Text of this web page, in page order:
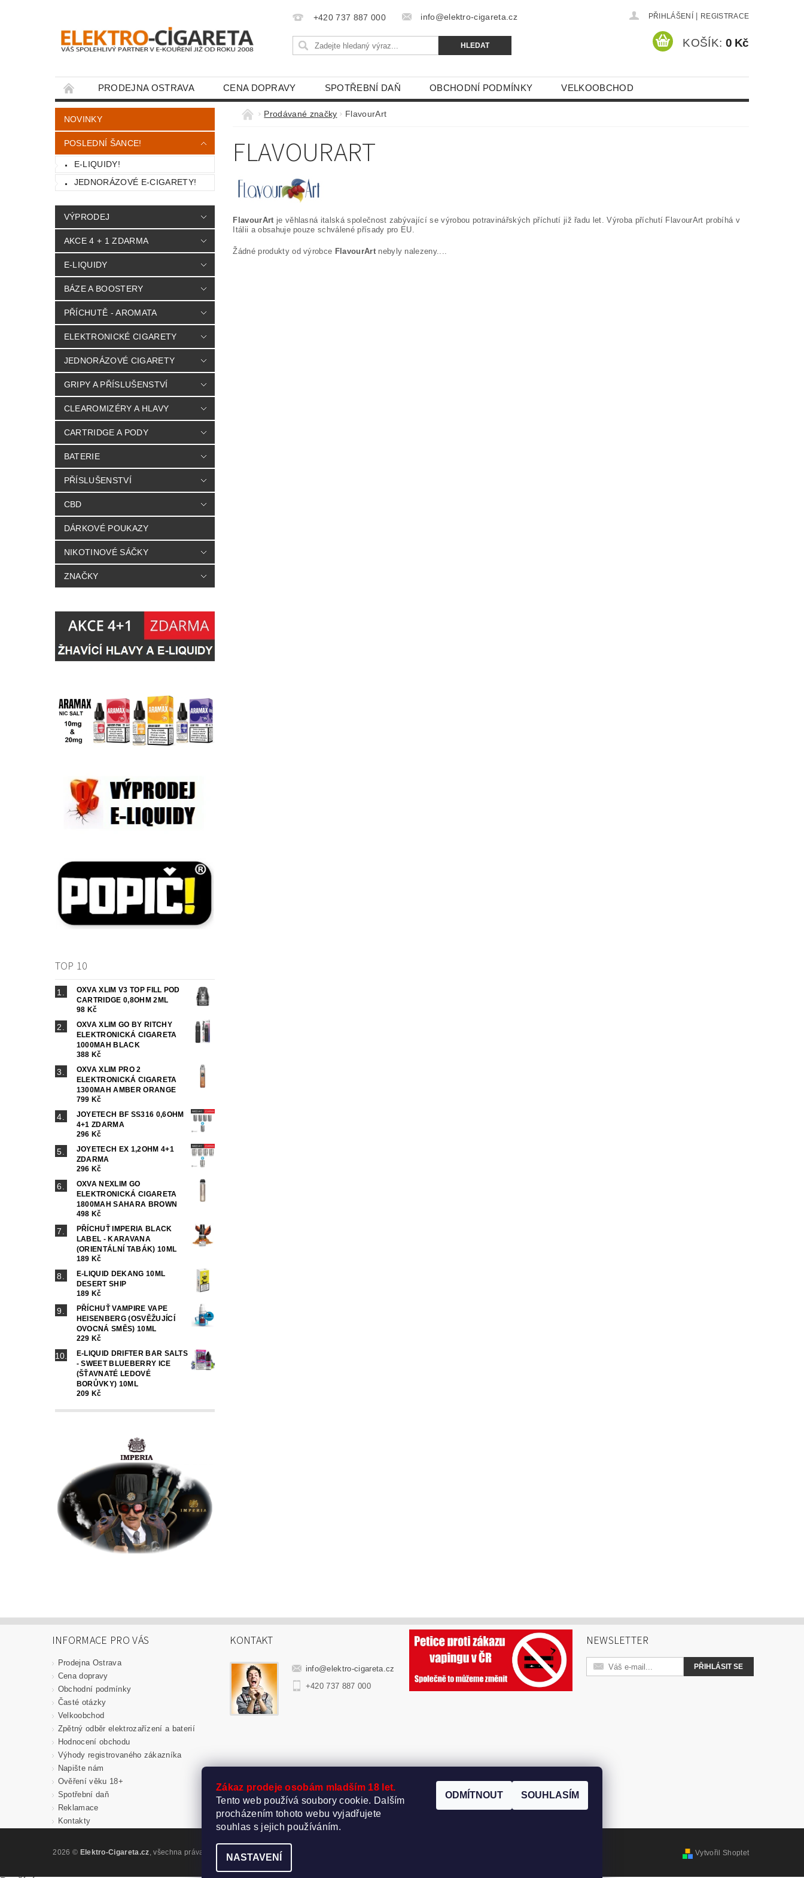
+420 737 887 000 info@elektro-cigareta.cz PŘIHLÁŠENÍ REGISTRACE
KOŠÍK: 0 Kč
PRODEJNA OSTRAVA CENA DOPRAVY SPOTŘEBNÍ DAŇ OBCHODNÍ PODMÍNKY VELKOOBCHOD
KONTAKTY
NOVINKY
POSLEDNÍ ŠANCE!
E-LIQUIDY!
JEDNORÁZOVÉ E-CIGARETY!
VÝPRODEJ
AKCE 4 + 1 ZDARMA
E-LIQUIDY
BÁZE A BOOSTERY
PŘÍCHUTĚ - AROMATA
ELEKTRONICKÉ CIGARETY
JEDNORÁZOVÉ CIGARETY
GRIPY A PŘÍSLUŠENSTVÍ
CLEAROMIZÉRY A HLAVY
CARTRIDGE A PODY
BATERIE
PŘÍSLUŠENSTVÍ
CBD
DÁRKOVÉ POUKAZY
NIKOTINOVÉ SÁČKY
ZNAČKY
TOP 10
OXVA XLIM V3 TOP FILL POD
CARTRIDGE 0,8OHM 2ML
98 Kč
OXVA XLIM GO BY RITCHY
ELEKTRONICKÁ CIGARETA
1000MAH BLACK
388 Kč
OXVA XLIM PRO 2
ELEKTRONICKÁ CIGARETA
1300MAH AMBER ORANGE
799 Kč
JOYETECH BF SS316 0,6OHM
4+1 ZDARMA
296 Kč
JOYETECH EX 1,2OHM 4+1
ZDARMA
296 Kč
OXVA NEXLIM GO
ELEKTRONICKÁ CIGARETA
1800MAH SAHARA BROWN
498 Kč
PŘÍCHUŤ IMPERIA BLACK
LABEL - KARAVANA
(ORIENTÁLNÍ TABÁK) 10ML
189 Kč
E-LIQUID DEKANG 10ML
DESERT SHIP
189 Kč
PŘÍCHUŤ VAMPIRE VAPE
HEISENBERG (OSVĚŽUJÍCÍ
OVOCNÁ SMĚS) 10ML
229 Kč
E-LIQUID DRIFTER BAR SALTS
- SWEET BLUEBERRY ICE
(ŠŤAVNATÉ LEDOVÉ
BORŮVKY) 10ML
209 Kč
Prodávané značky FlavourArt
FLAVOURART
FlavourArt je věhlasná italská společnost zabývající se výrobou potravinářských příchutí již řadu let. Výroba příchutí FlavourArt probíhá v
Itálii a obsahuje pouze schválené přísady pro EU.
Žádné produkty od výrobce FlavourArtnebyly nalezeny....
INFORMACE PRO VÁS
Prodejna Ostrava
Cena dopravy
Obchodní podmínky
Časté otázky
Velkoobchod
Zpětný odběr elektrozařízení a baterií
Hodnocení obchodu
Výhody registrovaného zákazníka
Napište nám
Ověření věku 18+
Spotřební daň
Reklamace
Kontakty
KONTAKT
info@elektro-cigareta.cz
+420 737 887 000
NEWSLETTER
2026 © Elektro-Cigareta.cz, všechna práva vyhrazenaUpravit nastavení cookies Vytvořil Shoptet
Zákaz prodeje osobám mladším 18 let.
Tento web používá soubory cookie. Dalším
procházením tohoto webu vyjadřujete
souhlas s jejich používáním.
NASTAVENÍ
ODMÍTNOUT SOUHLASÍM